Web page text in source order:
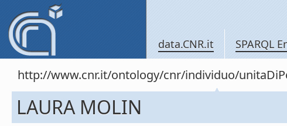
data.CNR.it SPARQL
http://www.cnr.it/ontology/cnr/individuo/
LAURA MOLIN